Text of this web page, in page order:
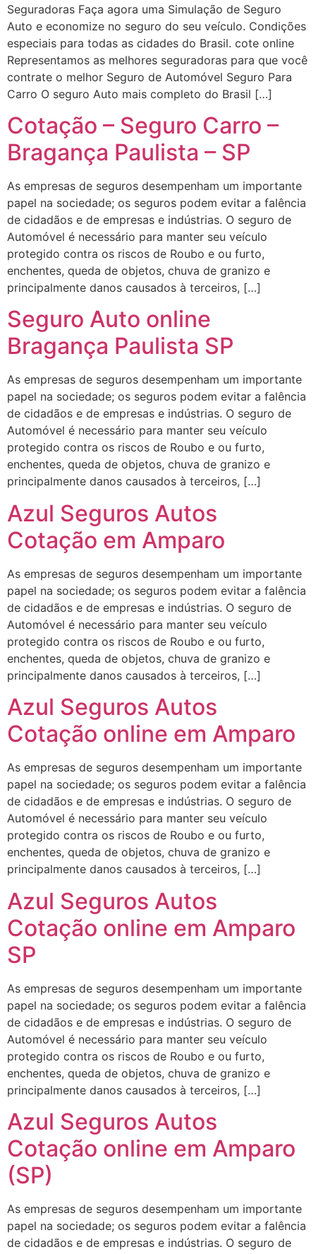
Seguradoras Faça agora uma Simulação de Seguro
Auto e economize no seguro do seu veículo. Condições
especiais para todas as cidades do Brasil. cote online
Representamos as melhores seguradoras para que você
contrate o melhor Seguro de Automóvel Seguro Para
Carro O seguro Auto mais completo do Brasil […]
Cotação – Seguro Carro –
Bragança Paulista – SP
As empresas de seguros desempenham um importante
papel na sociedade; os seguros podem evitar a falência
de cidadãos e de empresas e indústrias. O seguro de
Automóvel é necessário para manter seu veículo
protegido contra os riscos de Roubo e ou furto,
enchentes, queda de objetos, chuva de granizo e
principalmente danos causados à terceiros, […]
Seguro Auto online
Bragança Paulista SP
As empresas de seguros desempenham um importante
papel na sociedade; os seguros podem evitar a falência
de cidadãos e de empresas e indústrias. O seguro de
Automóvel é necessário para manter seu veículo
protegido contra os riscos de Roubo e ou furto,
enchentes, queda de objetos, chuva de granizo e
principalmente danos causados à terceiros, […]
Azul Seguros Autos
Cotação em Amparo
As empresas de seguros desempenham um importante
papel na sociedade; os seguros podem evitar a falência
de cidadãos e de empresas e indústrias. O seguro de
Automóvel é necessário para manter seu veículo
protegido contra os riscos de Roubo e ou furto,
enchentes, queda de objetos, chuva de granizo e
principalmente danos causados à terceiros, […]
Azul Seguros Autos
Cotação online em Amparo
As empresas de seguros desempenham um importante
papel na sociedade; os seguros podem evitar a falência
de cidadãos e de empresas e indústrias. O seguro de
Automóvel é necessário para manter seu veículo
protegido contra os riscos de Roubo e ou furto,
enchentes, queda de objetos, chuva de granizo e
principalmente danos causados à terceiros, […]
Azul Seguros Autos
Cotação online em Amparo
SP
As empresas de seguros desempenham um importante
papel na sociedade; os seguros podem evitar a falência
de cidadãos e de empresas e indústrias. O seguro de
Automóvel é necessário para manter seu veículo
protegido contra os riscos de Roubo e ou furto,
enchentes, queda de objetos, chuva de granizo e
principalmente danos causados à terceiros, […]
Azul Seguros Autos
Cotação online em Amparo
(SP)
As empresas de seguros desempenham um importante
papel na sociedade; os seguros podem evitar a falência
de cidadãos e de empresas e indústrias. O seguro de